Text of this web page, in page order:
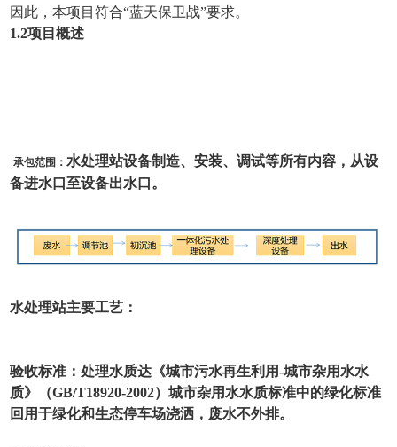
因此，本项目符合“蓝天保卫战”要求。
1.2项目概述
承包范围：水处理站设备制造、安装、调试等所有内容，从设
备进水口至设备出水口。
水处理站主要工艺：
验收标准：处理水质达《城市污水再生利用-城市杂用水水
质》（GB/T18920-2002）城市杂用水水质标准中的绿化标准
回用于绿化和生态停车场浇洒，废水不外排。